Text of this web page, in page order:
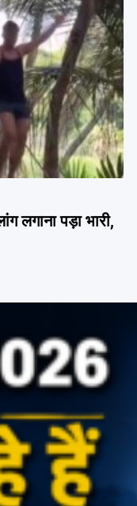
लगाना पड़ा भारी,